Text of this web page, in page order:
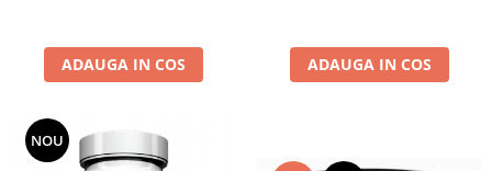
Nutrex
Olimp Sport Nutrition
Osavi
PerfectShaker
ADAUGA IN COS ADAUGA IN COS
NOU